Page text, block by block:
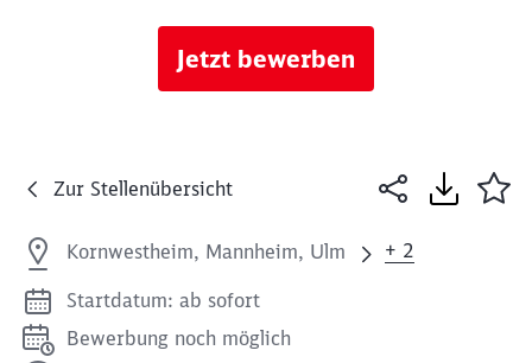
Jetzt bewerben
Zur Stellenübersicht
Kornwestheim, Mannheim, Ulm + 2
Startdatum: ab sofort
Bewerbung noch möglich